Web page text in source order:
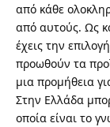
από κάθε
από αυτούς. Ως
έχεις την
προωθούν τα
μια προμήθεια
Στην Ελλάδα
οποία είναι το